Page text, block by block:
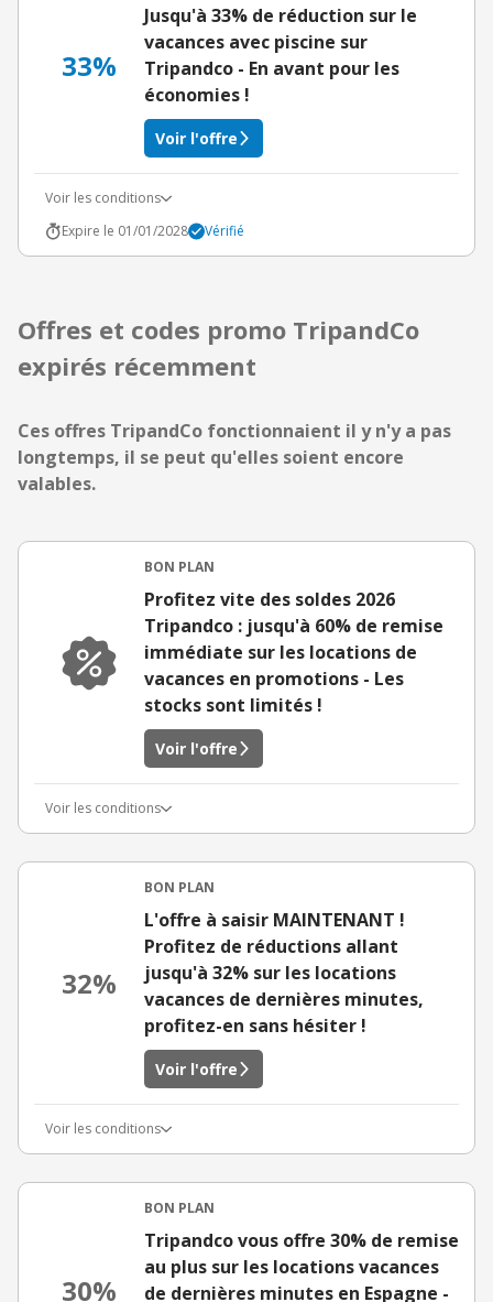
33%
Jusqu'à 33% de réduction sur le
vacances avec piscine sur
Tripandco - En avant pour les
économies !
Voir l'offre
Voir les conditions
Expire le 01/01/2028
Vérifié
Offres et codes promo TripandCo
expirés récemment
Ces offres TripandCo fonctionnaient il y n'y a pas
longtemps, il se peut qu'elles soient encore
valables.
BON PLAN
Profitez vite des soldes 2026
Tripandco : jusqu'à 60% de remise
immédiate sur les locations de
vacances en promotions - Les
stocks sont limités !
Voir l'offre
Voir les conditions
32%
BON PLAN
L'offre à saisir MAINTENANT !
Profitez de réductions allant
jusqu'à 32% sur les locations
vacances de dernières minutes,
profitez-en sans hésiter !
Voir l'offre
Voir les conditions
30%
BON PLAN
Tripandco vous offre 30% de remise
au plus sur les locations vacances
de dernières minutes en Espagne -